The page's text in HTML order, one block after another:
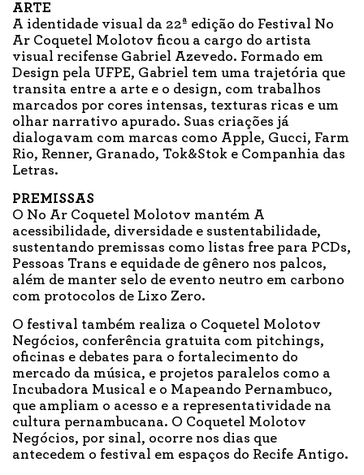
ARTE
A identidade visual da 22ª edição do Festival No
Ar Coquetel Molotov ficou a cargo do artista
visual recifense Gabriel Azevedo. Formado em
Design pela UFPE, Gabriel tem uma trajetória que
transita entre a arte e o design, com trabalhos
marcados por cores intensas, texturas ricas e um
olhar narrativo apurado. Suas criações já
dialogavam com marcas como Apple, Gucci, Farm
Rio, Renner, Granado, Tok&Stok e Companhia das
Letras.
PREMISSAS
O No Ar Coquetel Molotov mantém A
acessibilidade, diversidade e sustentabilidade,
sustentando premissas como listas free para PCDs,
Pessoas Trans e equidade de gênero nos palcos,
além de manter selo de evento neutro em carbono
com protocolos de Lixo Zero.
O festival também realiza o Coquetel Molotov
Negócios, conferência gratuita com pitchings,
oficinas e debates para o fortalecimento do
mercado da música, e projetos paralelos como a
Incubadora Musical e o Mapeando Pernambuco,
que ampliam o acesso e a representatividade na
cultura pernambucana. O Coquetel Molotov
Negócios, por sinal, ocorre nos dias que
antecedem o festival em espaços do Recife Antigo.